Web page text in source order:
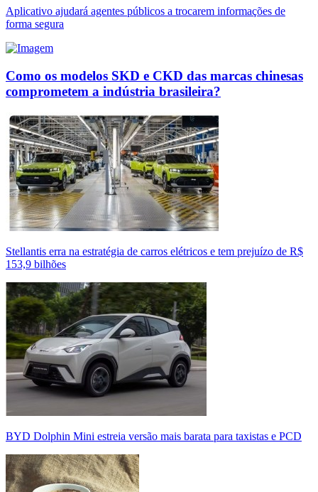
Aplicativo ajudará agentes públicos a trocarem informações de
forma segura
Como os modelos SKD e CKD das marcas chinesas
comprometem a indústria brasileira?
Stellantis erra na estratégia de carros elétricos e tem prejuízo de R$
153,9 bilhões
BYD Dolphin Mini estreia versão mais barata para taxistas e PCD